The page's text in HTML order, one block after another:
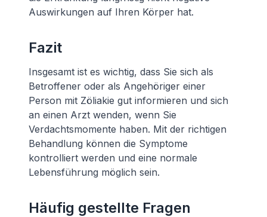
Auswirkungen auf Ihren Körper hat.
Fazit
Insgesamt ist es wichtig, dass Sie sich als
Betroffener oder als Angehöriger einer
Person mit Zöliakie gut informieren und sich
an einen Arzt wenden, wenn Sie
Verdachtsmomente haben. Mit der richtigen
Behandlung können die Symptome
kontrolliert werden und eine normale
Lebensführung möglich sein.
Häufig gestellte Fragen